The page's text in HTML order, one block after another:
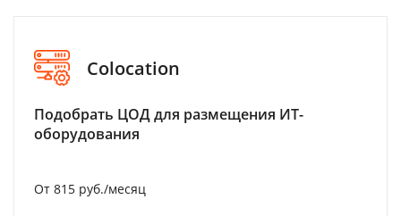
Colocation
Подобрать ЦОД для размещения ИТ-
оборудования
От 815 руб./месяц